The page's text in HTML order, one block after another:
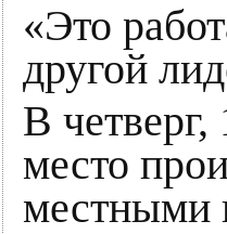
«Это
другой
В
место
местными